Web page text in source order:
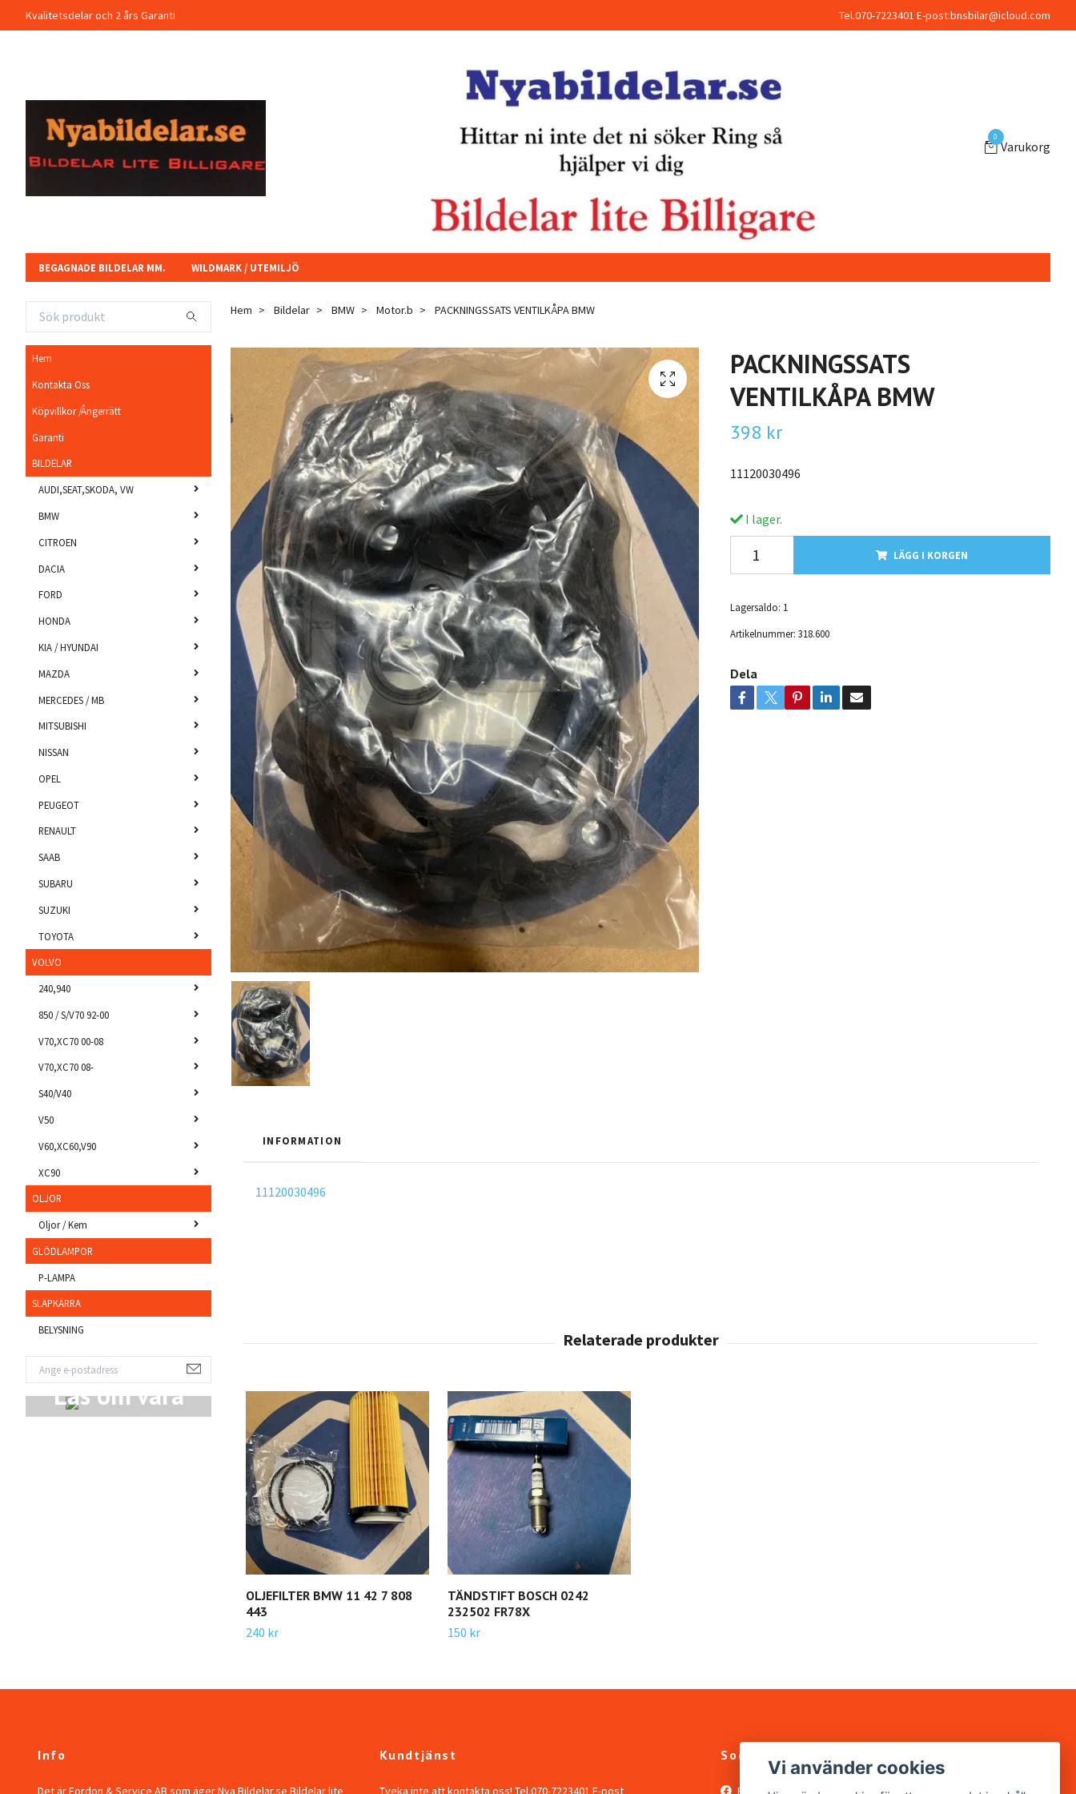
Kvalitetsdelar och 2 års Garanti Tel.070-7223401 E-post:bnsbilar@icloud.com
0
Varukorg
BEGAGNADE BILDELAR MM. WILDMARK / UTEMILJÖ
Hem
Kontakta Oss
Köpvillkor /Ångerrätt
Garanti
BILDELAR
AUDI,SEAT,SKODA, VW
BMW
CITROEN
DACIA
FORD
HONDA
KIA / HYUNDAI
MAZDA
MERCEDES / MB
MITSUBISHI
NISSAN
OPEL
PEUGEOT
RENAULT
SAAB
SUBARU
SUZUKI
TOYOTA
VOLVO
240,940
850 / S/V70 92-00
V70,XC70 00-08
V70,XC70 08-
S40/V40
V50
V60,XC60,V90
XC90
OLJOR
Oljor / Kem
GLÖDLAMPOR
P-LAMPA
SLÄPKÄRRA
BELYSNING
Läs om våra
Produkter
Hem Bildelar BMW Motor.b PACKNINGSSATS VENTILKÅPA BMW
PACKNINGSSATS
VENTILKÅPA BMW
398 kr
11120030496
I lager.
LÄGG I KORGEN
Lagersaldo: 1
Artikelnummer: 318.600
Dela
INFORMATION
11120030496
OLJEFILTER BMW 11 42 7 808
443
240 kr
TÄNDSTIFT BOSCH 0242
232502 FR78X
150 kr
Info
Det är Fordon & Service AB som äger Nya Bildelar.se Bildelar lite
Kundtjänst
Tveka inte att kontakta oss! Tel.070-7223401 E-post
Sociala medier
Facebook
Vi använder cookies